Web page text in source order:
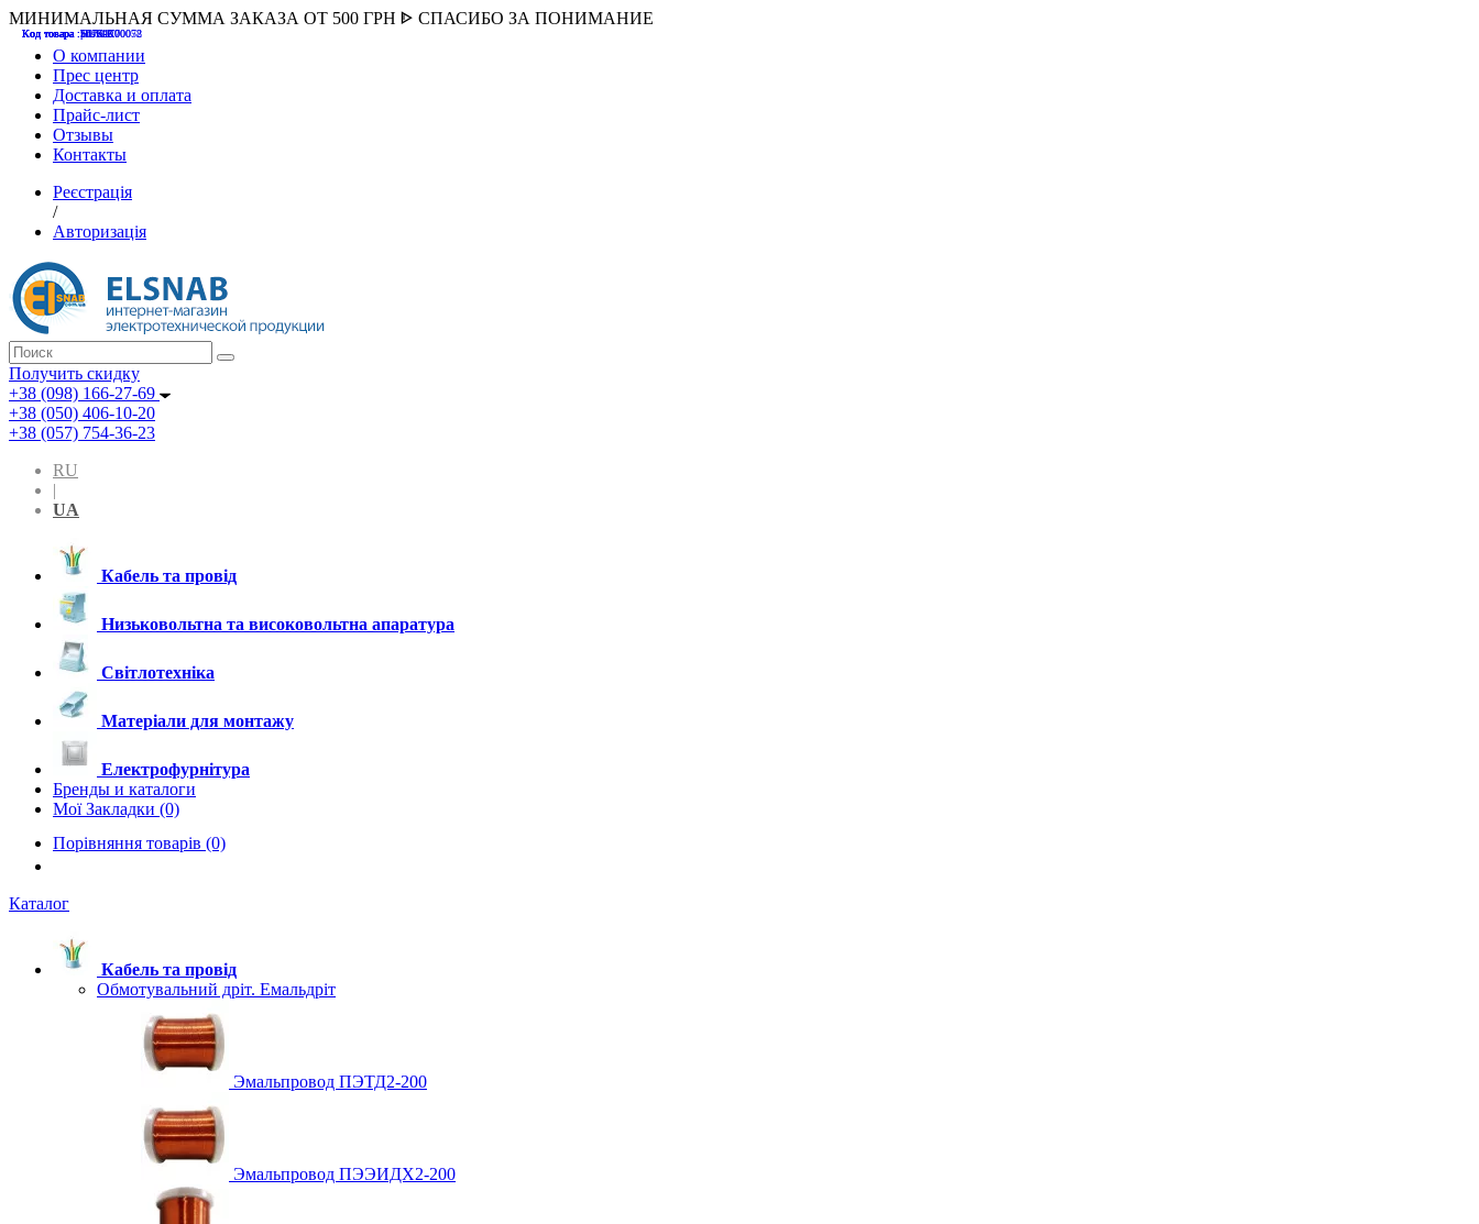
МИНИМАЛЬНАЯ СУММА ЗАКАЗА ОТ 500 ГРН ᐈ СПАСИБО ЗА ПОНИМАНИЕ
О компании
Прес центр
Доставка и оплата
Прайс-лист
Отзывы
Контакты
Реєстрація
/
Авторизація
Получить скидку
+38 (098) 166-27-69
+38 (050) 406-10-20
+38 (057) 754-36-23
RU
|
UA
Кабель та провід
Низьковольтна та високовольтна апаратура
Світлотехніка
Матеріали для монтажу
Електрофурнітура
Бренды и каталоги
Мої Закладки (0)
Порівняння товарів (0)
Каталог
Кабель та провід
Обмотувальний дріт. Емальдріт
Эмальпровод ПЭТД2-200
Эмальпровод ПЭЭИДХ2-200
Код товара :507000
Код товара :HUK-K00058
Код товара :Т075177
Код товара :pnsv12
Код товара :HUK-K00072